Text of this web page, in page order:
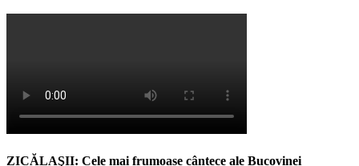
ZICĂLAŞII: Cele mai frumoase cântece ale Bucovinei